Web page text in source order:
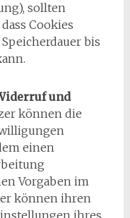
sollten
Cookies
bis
und
können die
einen
Vorgaben im
können ihren
ihres